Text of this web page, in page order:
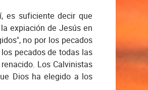
es suficiente decir que
expiación de Jesús en
no por los pecados
pecados de todas las
Los Calvinistas
Dios ha elegido a los